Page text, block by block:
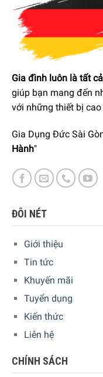
TỦ LẠNH 244L SMEG
BIẾT?
Tủ lạnh Smeg được
những năm 1950,
FAB 28 Smeg này
thể hiện phong cách
Gia đình luôn là tất cả
giúp bạn mang đến
với những thiết bị
Gia Dụng Đức Sài
Hành"
ĐÔI NÉT
Giới thiệu
Tin tức
Khuyến mãi
Tuyển dụng
Kiến thức
Liên hệ
CHÍNH SÁCH